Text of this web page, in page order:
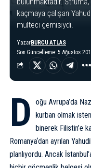
kaçmaya çalışan
mülteci gemisiydi.
Son Güncelleme: 5 Ağustos
YazarBURCU ATLAS
D oğu Avrupa’da
kurban olmak
binerek Filistin’e
Romanya‘dan ayrılan
planlıyordu. Ancak